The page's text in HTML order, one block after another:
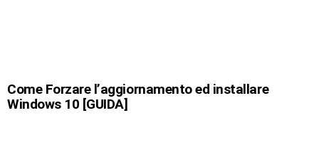
Come Forzare l’aggiornamento ed installare
Windows 10 [GUIDA]